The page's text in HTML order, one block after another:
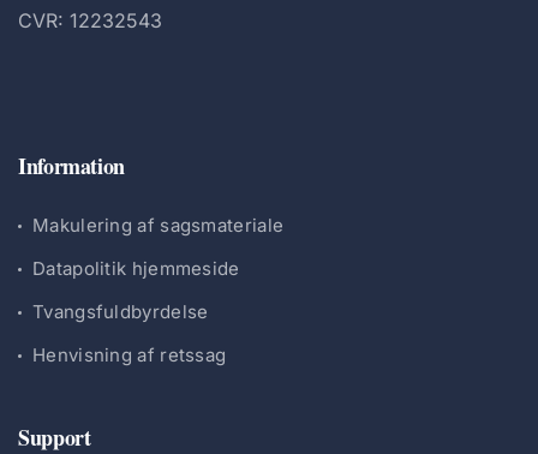
CVR: 12232543
Information
Makulering af sagsmateriale
Datapolitik hjemmeside
Tvangsfuldbyrdelse
Henvisning af retssag
Support